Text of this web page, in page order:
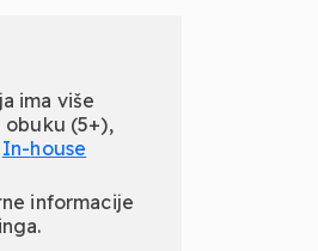
ima više
obuku (5+),
In-house
informacije